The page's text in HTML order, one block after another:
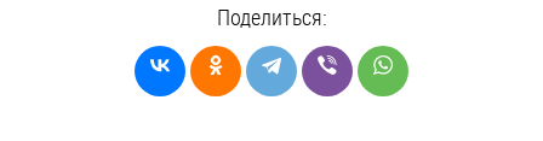
Поделиться: